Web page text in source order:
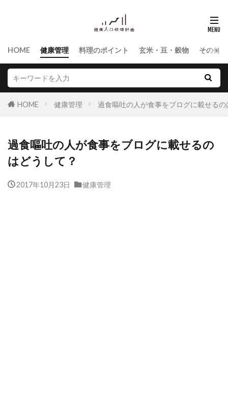
HOME 健康管理 料理のポイント 玄米・豆・穀物 その他
HOME 健康管理 過食嘔吐の人が食事をブログに載せる
過食嘔吐の人が食事をブログに載せるの
はどうして？
2017年10月23日 健康管理